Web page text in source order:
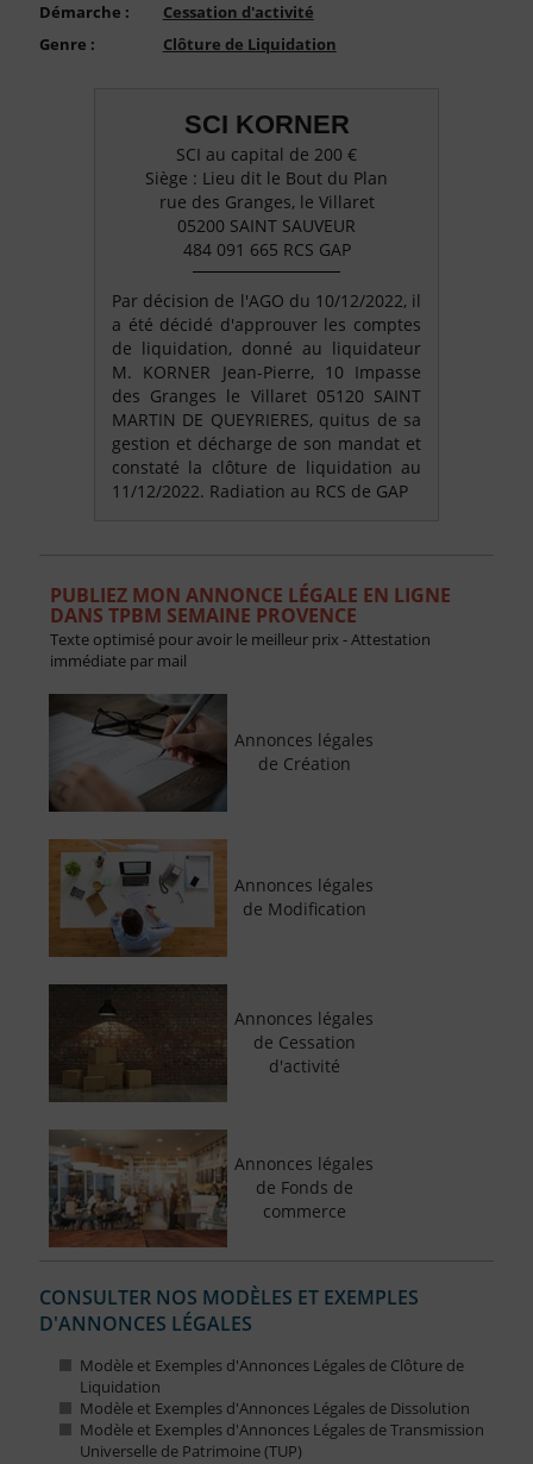
Démarche :
Cessation d'activité
Genre :
Clôture de Liquidation
SCI KORNER
SCI au capital de 200 €
Siège : Lieu dit le Bout du Plan
rue des Granges, le Villaret
05200 SAINT SAUVEUR
484 091 665 RCS GAP
Par décision de l'AGO du 10/12/2022, il
a été décidé d'approuver les comptes
de liquidation, donné au liquidateur
M. KORNER Jean-Pierre, 10 Impasse
des Granges le Villaret 05120 SAINT
MARTIN DE QUEYRIERES, quitus de sa
gestion et décharge de son mandat et
constaté la clôture de liquidation au
11/12/2022. Radiation au RCS de GAP
PUBLIEZ MON ANNONCE LÉGALE EN LIGNE
DANS TPBM SEMAINE PROVENCE
Texte optimisé pour avoir le meilleur prix - Attestation
immédiate par mail
Annonces légales
de Création
Annonces légales
de Modification
Annonces légales
de Cessation
d'activité
Annonces légales
de Fonds de
commerce
CONSULTER NOS MODÈLES ET EXEMPLES
D'ANNONCES LÉGALES
Modèle et Exemples d'Annonces Légales de Clôture de
Liquidation
Modèle et Exemples d'Annonces Légales de Dissolution
Modèle et Exemples d'Annonces Légales de Transmission
Universelle de Patrimoine (TUP)